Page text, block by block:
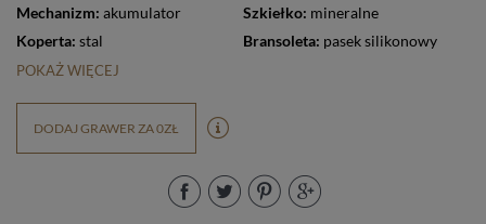
Mechanizm: akumulator Szkiełko: mineralne
Koperta: stal Bransoleta: pasek silikonowy
POKAŻ WIĘCEJ
DODAJ GRAWER ZA 0ZŁ